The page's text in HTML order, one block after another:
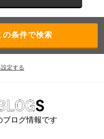
定する
ブログ情報です